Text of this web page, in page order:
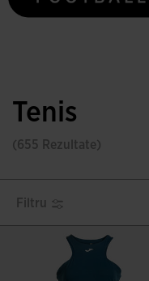
Tenis
(655 Rezultate)
Filtru